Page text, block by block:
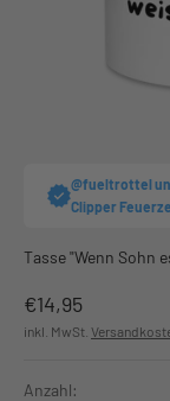
@fueltrottel
Clipper
Tasse "Wenn Sohn
Angebot
€14,95
inkl. MwSt.
Anzahl: